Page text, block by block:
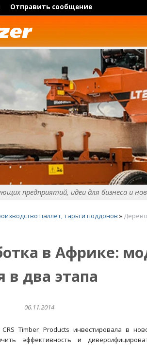
Отправить сообщение
предприятий, идеи для бизнеса и
паллет, тары и поддонов »
в Африке:
в два этапа
06.11.2014
Timber Products инвестировала в
эффективность и